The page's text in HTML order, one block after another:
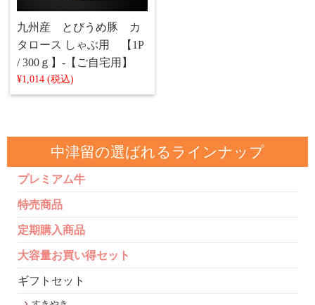
九州産 とびうめ豚 カ
タロース しゃぶ用 【1P
/ 300ｇ】‐【ご自宅用】
¥1,014 (税込)
中津留の選ばれるラインナップ
プレミアム牛
特売商品
定期購入商品
大容量お買い得セット
ギフトセット